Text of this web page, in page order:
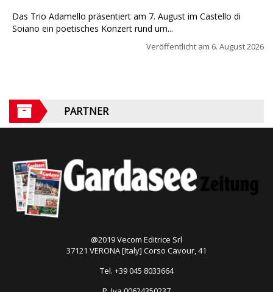
Das Trio Adamello präsentiert am 7. August im Castello di
Soiano ein poetisches Konzert rund um...
Veröffentlicht am 6. August 2026
PARTNER
@2019 Vecom Editrice Srl
37121 VERONA [Italy] Corso Cavour, 41
Tel. +39 045 8033664